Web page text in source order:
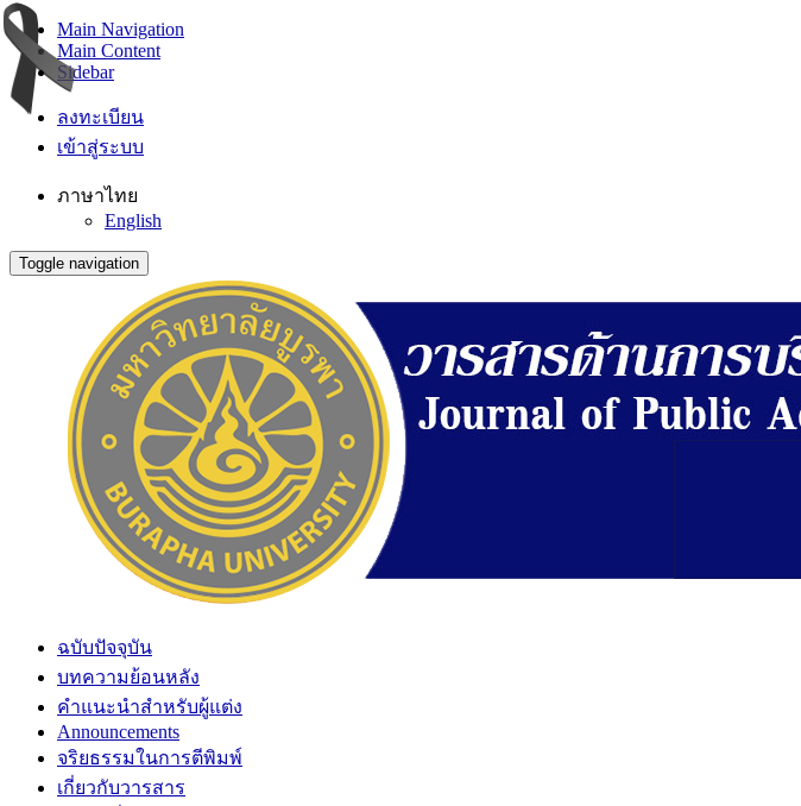
Main Navigation
Main Content
Sidebar
ลงทะเบียน
เข้าสู่ระบบ
ภาษาไทย
English
Toggle navigation
ฉบับปัจจุบัน
บทความย้อนหลัง
คำแนะนำสำหรับผู้แต่ง
Announcements
จริยธรรมในการตีพิมพ์
เกี่ยวกับวารสาร